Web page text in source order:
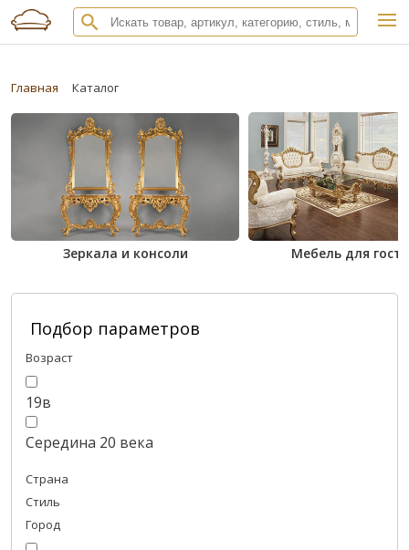
Главная Каталог
Зеркала и консоли Мебель для
Подбор параметров
Возраст
19в
Середина 20 века
Страна
Стиль
Город